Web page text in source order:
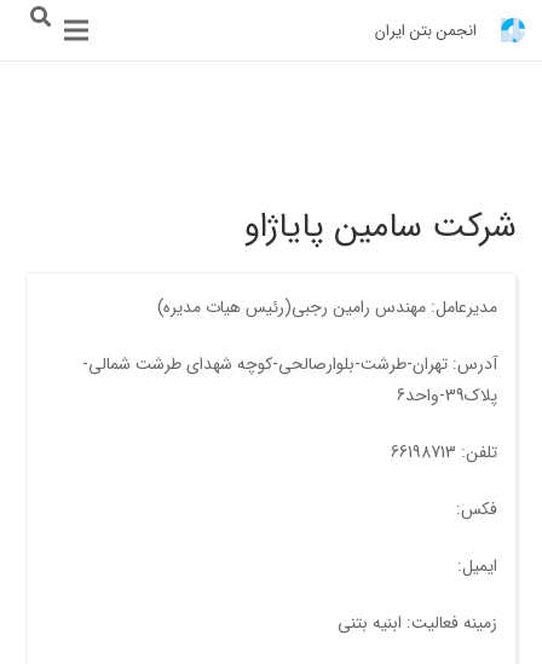
انجمن بتن ایران
شرکت سامین پایاژاو
مدیرعامل: مهندس رامین رجبی(رئیس هیات مدیره)
آدرس: تهران-طرشت-بلوارصالحی-کوچه شهدای طرشت شمالی-
پلاک39-واحد6
تلفن: 66198713
فکس:
ایمیل:
زمینه فعالیت: ابنیه بتنی